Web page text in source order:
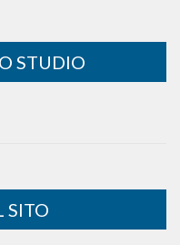
STUDIO
SITO